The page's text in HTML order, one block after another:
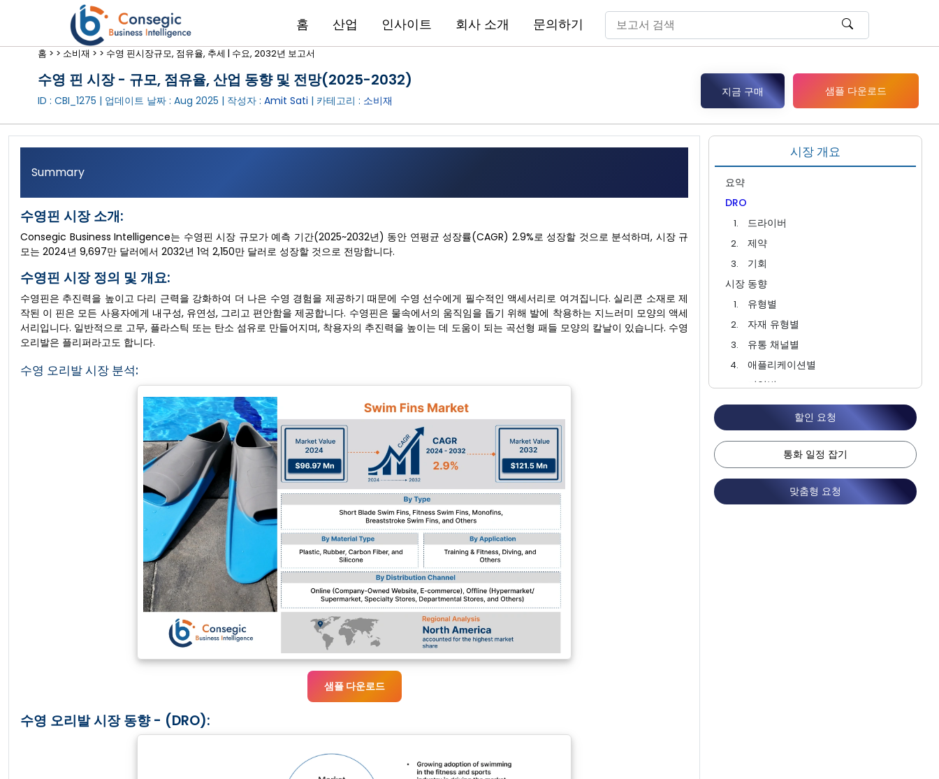
홈 산업 인사이트 회사 소개 문의하기
홈 > > 소비재 > > 수영 핀시장규모, 점유율, 추세 | 수요, 2032년 보고서
수영 핀 시장 - 규모, 점유율, 산업 동향 및 전망(2025-2032)
ID : CBI_1275 | 업데이트 날짜 : Aug 2025 | 작성자 : Amit Sati | 카테고리 : 소비재
지금 구매 샘플 다운로드
Summary
수영핀 시장 소개:
Consegic Business Intelligence는 수영핀 시장 규모가 예측 기간(2025~2032년) 동안 연평균 성장률(CAGR) 2.9%로 성장할 것으로 분석하며, 시장 규
모는 2024년 9,697만 달러에서 2032년 1억 2,150만 달러로 성장할 것으로 전망합니다.
수영핀 시장 정의 및 개요:
수영핀은 추진력을 높이고 다리 근력을 강화하여 더 나은 수영 경험을 제공하기 때문에 수영 선수에게 필수적인 액세서리로 여겨집니다. 실리콘 소재로 제
작된 이 핀은 모든 사용자에게 내구성, 유연성, 그리고 편안함을 제공합니다. 수영핀은 물속에서의 움직임을 돕기 위해 발에 착용하는 지느러미 모양의 액세
서리입니다. 일반적으로 고무, 플라스틱 또는 탄소 섬유로 만들어지며, 착용자의 추진력을 높이는 데 도움이 되는 곡선형 패들 모양의 칼날이 있습니다. 수영
오리발은 플리퍼라고도 합니다.
수영 오리발 시장 분석:
샘플 다운로드
수영 오리발 시장 동향 - (DRO):
시장 개요
요약
DRO
드라이버
제약
기회
시장 동향
유형별
자재 유형별
유통 채널별
애플리케이션별
지역별
경쟁 환경
할인 요청
통화 일정 잡기
맞춤형 요청